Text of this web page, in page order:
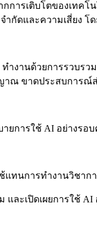
ารเติบโตของเทค
ดและความเสี่ยง
ทำงานด้วยการ
ณ ขาดประสบการณ์
ยการใช้ AI อย่างรอ
แทนการทำงานวิชาก
และเปิดเผยการใช้ AI